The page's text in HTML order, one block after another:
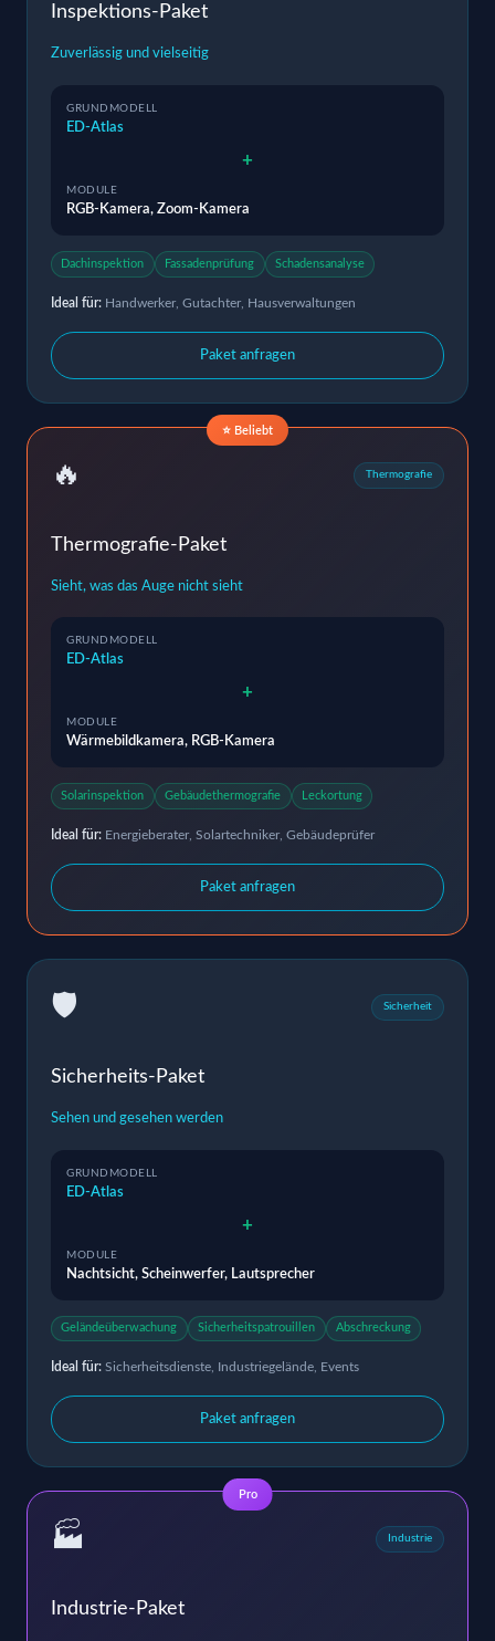
Inspektions-Paket
Zuverlässig und vielseitig
GRUNDMODELL
ED-Atlas
+
MODULE
RGB-Kamera, Zoom-Kamera
Dachinspektion Fassadenprüfung Schadensanalyse
Ideal für: Handwerker, Gutachter, Hausverwaltungen
Paket anfragen
⭐ Beliebt
🔥 Thermografie
Thermografie-Paket
Sieht, was das Auge nicht sieht
GRUNDMODELL
ED-Atlas
+
MODULE
Wärmebildkamera, RGB-Kamera
Solarinspektion Gebäudethermografie Leckortung
Ideal für: Energieberater, Solartechniker, Gebäudeprüfer
Paket anfragen
🛡️ Sicherheit
Sicherheits-Paket
Sehen und gesehen werden
GRUNDMODELL
ED-Atlas
+
MODULE
Nachtsicht, Scheinwerfer, Lautsprecher
Geländeüberwachung Sicherheitspatrouillen Abschreckung
Ideal für: Sicherheitsdienste, Industriegelände, Events
Paket anfragen
Pro
🏭 Industrie
Industrie-Paket